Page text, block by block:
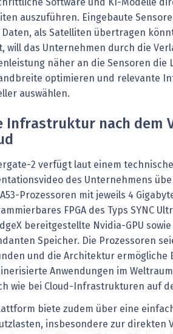
Software und KI-Modelle
auszuführen. Eingebaute
Daten, als Satelliten übertragen
will das Unternehmen durch die
näher an die Sensoren die
optimieren und relevante
auswählen.
Infrastruktur nach dem
2 verfügt laut einem
des Unternehmens
Prozessoren mit jeweils 4
FPGA des Typs SYNC
bereitgestellte Nvidia-GPU
Speicher. Die Prozessoren
und die Architektur ermögliche
Anwendungen im
wie bei Cloud-Infrastrukturen auf
biete zudem über eine
insbesondere zur direkten